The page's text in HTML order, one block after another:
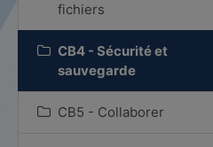
fichiers
CB4 - Sécurité et
sauvegarde
CB5 - Collaborer